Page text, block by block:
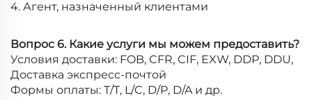
4. Агент, назначенный клиентами
Вопрос 6. Какие услуги мы можем предоставить?
Условия доставки: FOB, CFR, CIF, EXW, DDP, DDU,
Доставка экспресс-почтой
Формы оплаты: T/T, L/C, D/P, D/A и др.